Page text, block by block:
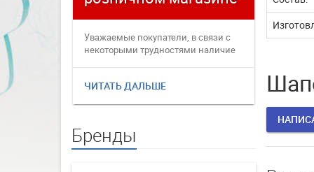
Уважаемые покупатели, в связи с
некоторыми трудностями наличие
ЧИТАТЬ ДАЛЬШЕ
Бренды